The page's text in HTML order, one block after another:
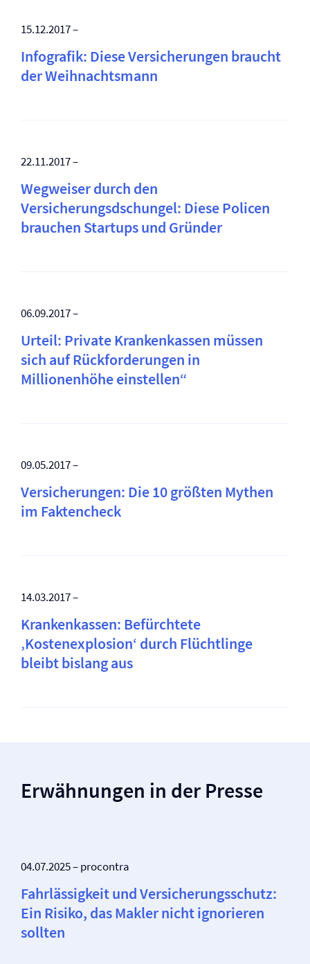
15.12.2017 –
Infografik: Diese Versicherungen braucht
der Weihnachtsmann
22.11.2017 –
Wegweiser durch den
Versicherungsdschungel: Diese Policen
brauchen Startups und Gründer
06.09.2017 –
Urteil: Private Krankenkassen müssen
sich auf Rückforderungen in
Millionenhöhe einstellen“
09.05.2017 –
Versicherungen: Die 10 größten Mythen
im Faktencheck
14.03.2017 –
Krankenkassen: Befürchtete
‚Kostenexplosion‘ durch Flüchtlinge
bleibt bislang aus
Erwähnungen in der Presse
04.07.2025 – procontra
Fahrlässigkeit und Versicherungsschutz:
Ein Risiko, das Makler nicht ignorieren
sollten